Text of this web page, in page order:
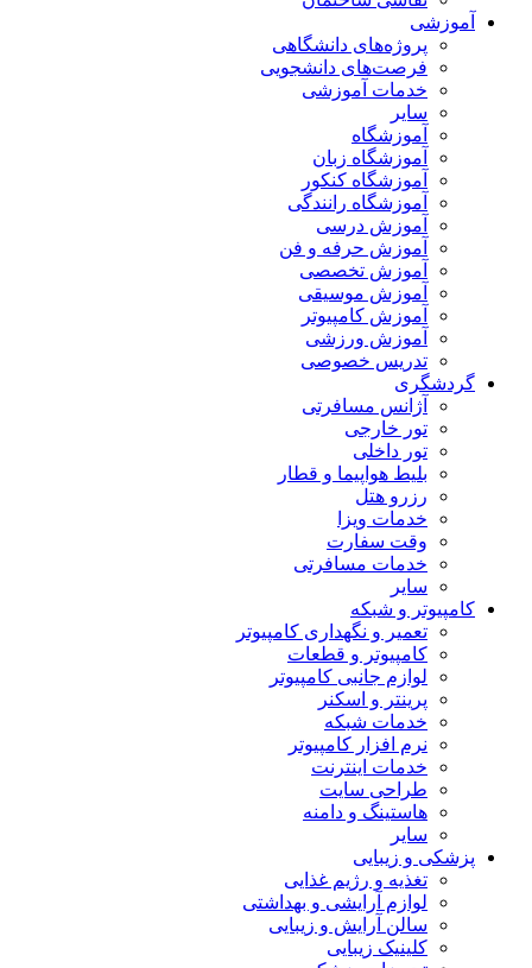
آموزشی
پروژه‌های دانشگاهی
فرصت‌های دانشجویی
خدمات آموزشی
سایر
آموزشگاه
آموزشگاه زبان
آموزشگاه کنکور
آموزشگاه رانندگی
آموزش درسی
آموزش حرفه و فن
آموزش تخصصی
آموزش موسیقی
آموزش کامپیوتر
آموزش ورزشی
تدریس خصوصی
گردشگری
آژانس مسافرتی
تور خارجی
تور داخلی
بلیط هواپیما و قطار
رزرو هتل
خدمات ویزا
وقت سفارت
خدمات مسافرتی
سایر
کامپیوتر و شبکه
تعمیر و نگهداری کامپیوتر
کامپیوتر و قطعات
لوازم جانبی کامپیوتر
پرینتر و اسکنر
خدمات شبکه
نرم افزار کامپیوتر
خدمات اینترنت
طراحی سایت
هاستینگ و دامنه
سایر
پزشکی و زیبایی
تغذیه و رژیم غذایی
لوازم آرایشی و بهداشتی
سالن آرایش و زیبایی
کلینیک زیبایی